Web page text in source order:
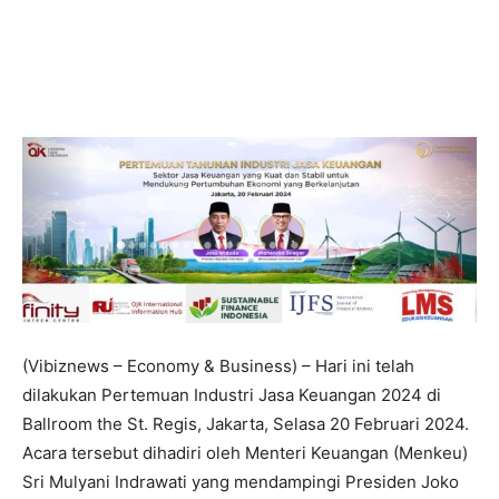
(Vibiznews – Economy & Business) – Hari ini telah
dilakukan Pertemuan Industri Jasa Keuangan 2024 di
Ballroom the St. Regis, Jakarta, Selasa 20 Februari 2024.
Acara tersebut dihadiri oleh Menteri Keuangan (Menkeu)
Sri Mulyani Indrawati yang mendampingi Presiden Joko